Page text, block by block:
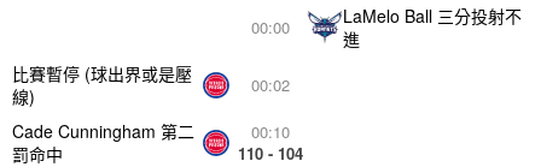
00:10
110 - 104
Cade Cunningham 第二
罰命中
00:02
比賽暫停 (球出界或是壓
線)
00:00
LaMelo Ball 三分投射不
進